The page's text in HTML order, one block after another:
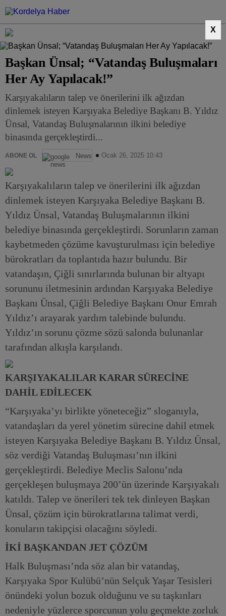
X
Başkan Ünsal; “Vatandaş Buluşmaları
Her Ay Yapılacak!”
Karşıyakalıların talep ve önerilerini ilk ağızdan
dinlemek isteyen Karşıyaka Belediye Başkanı B. Yıldız
Ünsal, Vatandaş Buluşmalarının ilkini belediye
binasında gerçekleştirdi...
ABONE OL News Ocak 26, 2025 10:43
Karşıyakalıların talep ve önerilerini ilk ağızdan
dinlemek isteyen Karşıyaka Belediye Başkanı B.
Yıldız Ünsal, Vatandaş Buluşmalarının ilkini
belediye binasında gerçekleştirdi. Sorunların zaman
kaybetmeden çözüme kavuşturulması için belediye
bürokratları da toplantıda hazır bulundu. Bir
vatandaşın, Çiğli sınırlarında bulunan bir altyapı
sorununu iletmesinin ardından Karşıyaka Belediye
Başkanı Ünsal, Çiğli Belediye Başkanı Onur Emrah
Yıldız’ı arayarak yardım talebinde bulundu.
Yıldız’ın sorunu çözme sözü salonda bulunanlar
tarafından alkışla karşılandı.
KARŞIYAKALILAR KARAR SÜRECİNE
DAHİL EDİLECEK
“Karşıyaka’yı birlikte yöneteceğiz” sloganıyla,
vatandaşları da yerel yönetim sürecine dahil etmek
isteyen Karşıyaka Belediye Başkanı B. Yıldız Ünsal,
söz verdiği Vatandaş Buluşması’nın ilkini
gerçekleştirdi. Belediye Meclis Salonu’nda
gerçekleşen buluşmaya 200’ün üzerinde Karşıyakalı
katıldı. Talep ve önerileri tek tek dinleyen Başkan
Ünsal, çözüm için bürokratlarına talimat verdi,
konuların takipçisi olacağını söyledi.
İKİ BAŞKANDAN JET ÇÖZÜM
Halk Buluşması’nda söz alan bir vatandaş,
Karşıyaka Spor Kulübü’nün Selçuk Yaşar Tesisleri
önündeki yolun bozuk olduğunu ve su taşkınları
nedeniyle yüzlerce sporcunun yolu geçmekte zorluk